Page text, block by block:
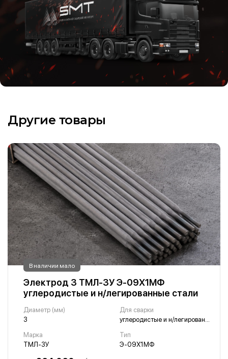
Другие товары
В наличии мало
Электрод 3 ТМЛ-3У Э-09Х1МФ
углеродистые и н/легированные стали
Диаметр (мм)
3
Для сварки
углеродистые и н/легированные стали
Марка
ТМЛ-3У
Тип
Э-09Х1МФ